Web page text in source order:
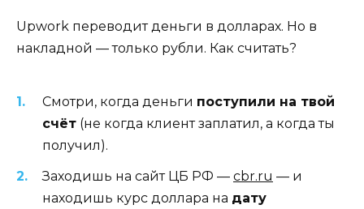
Upwork переводит деньги в долларах. Но в
накладной — только рубли. Как считать?
Смотри, когда деньги поступили на твой
счёт (не когда клиент заплатил, а когда ты
получил).
Заходишь на сайт ЦБ РФ — cbr.ru — и
находишь курс доллара на дату